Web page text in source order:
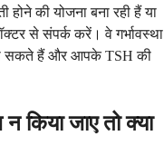
होने की योजना बना रही हैं या
से संपर्क करें। वे गर्भावस्था
सकते हैं और आपके TSH की
न किया जाए तो क्या